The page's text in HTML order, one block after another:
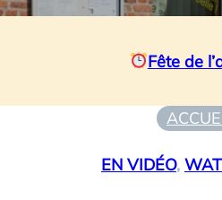
Fête de
EN VIDÉO,